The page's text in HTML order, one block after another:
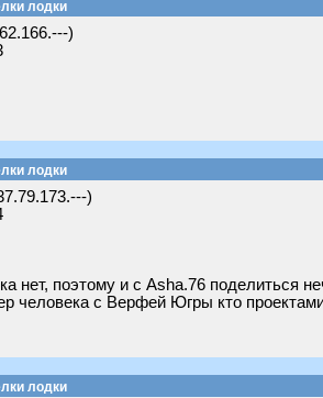
лодки
)
лодки
)
нет, поэтому и с Asha.76 поделиться
человека с Верфей Югры кто
лодки